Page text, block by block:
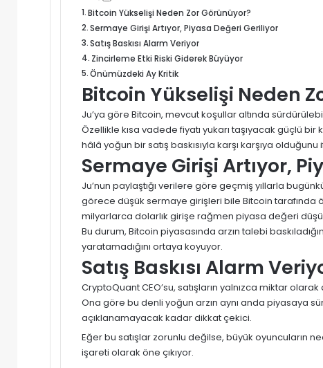
Bitcoin Yükselişi Neden Zor Görünüyor?
Sermaye Girişi Artıyor, Piyasa Değeri Geriliyor
Satış Baskısı Alarm Veriyor
Zincirleme Etki Riski Giderek Büyüyor
Önümüzdeki Ay Kritik
Bitcoin Yükselişi Neden
Ju’ya göre Bitcoin, mevcut koşullar altında
Özellikle kısa vadede fiyatı yukarı taşıyacak güçlü
hâlâ yoğun bir satış baskısıyla karşı karşıya
Sermaye Girişi Artıyor,
Ju’nun paylaştığı verilere göre geçmiş yıllarla
görece düşük sermaye girişleri bile Bitcoin tarafında
milyarlarca dolarlık girişe rağmen piyasa değeri
Bu durum, Bitcoin piyasasında arzın talebi
yaratamadığını ortaya koyuyor.
Satış Baskısı Alarm
CryptoQuant CEO’su, satışların yalnızca miktar
Ona göre bu denli yoğun arzın aynı anda piyasaya
açıklanamayacak kadar dikkat çekici.
Eğer bu satışlar zorunlu değilse, büyük oyuncuların
işareti olarak öne çıkıyor.